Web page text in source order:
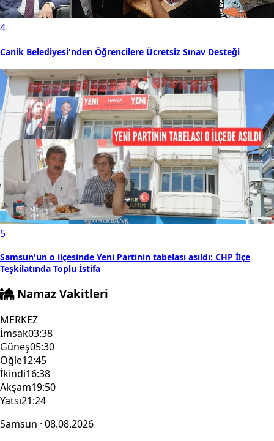
4
Canik Belediyesi'nden Öğrencilere Ücretsiz Sınav Desteği
5
Samsun'un o ilçesinde Yeni Partinin tabelası asıldı: CHP İlçe
Teşkilatında Toplu İstifa
Namaz Vakitleri
MERKEZ
İmsak03:38
Güneş05:30
Öğle12:45
İkindi16:38
Akşam19:50
Yatsı21:24
Samsun · 08.08.2026